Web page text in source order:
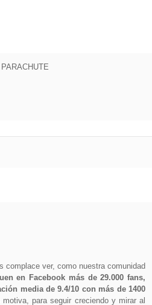
complace ver, como nuestra comunidad
en Facebook más de 29.000 fans,
media de 9.4/10 con más de 1400
para seguir creciendo y mirar al